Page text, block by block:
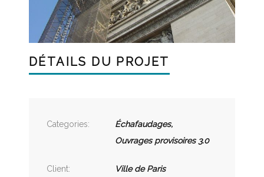
DÉTAILS DU PROJET
Categories: Échafaudages,
Ouvrages provisoires 3.0
Client: Ville de Paris